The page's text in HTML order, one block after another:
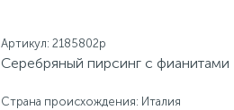
Артикул: 2185802p
Серебряный пирсинг с фианитами
Страна происхождения: Италия